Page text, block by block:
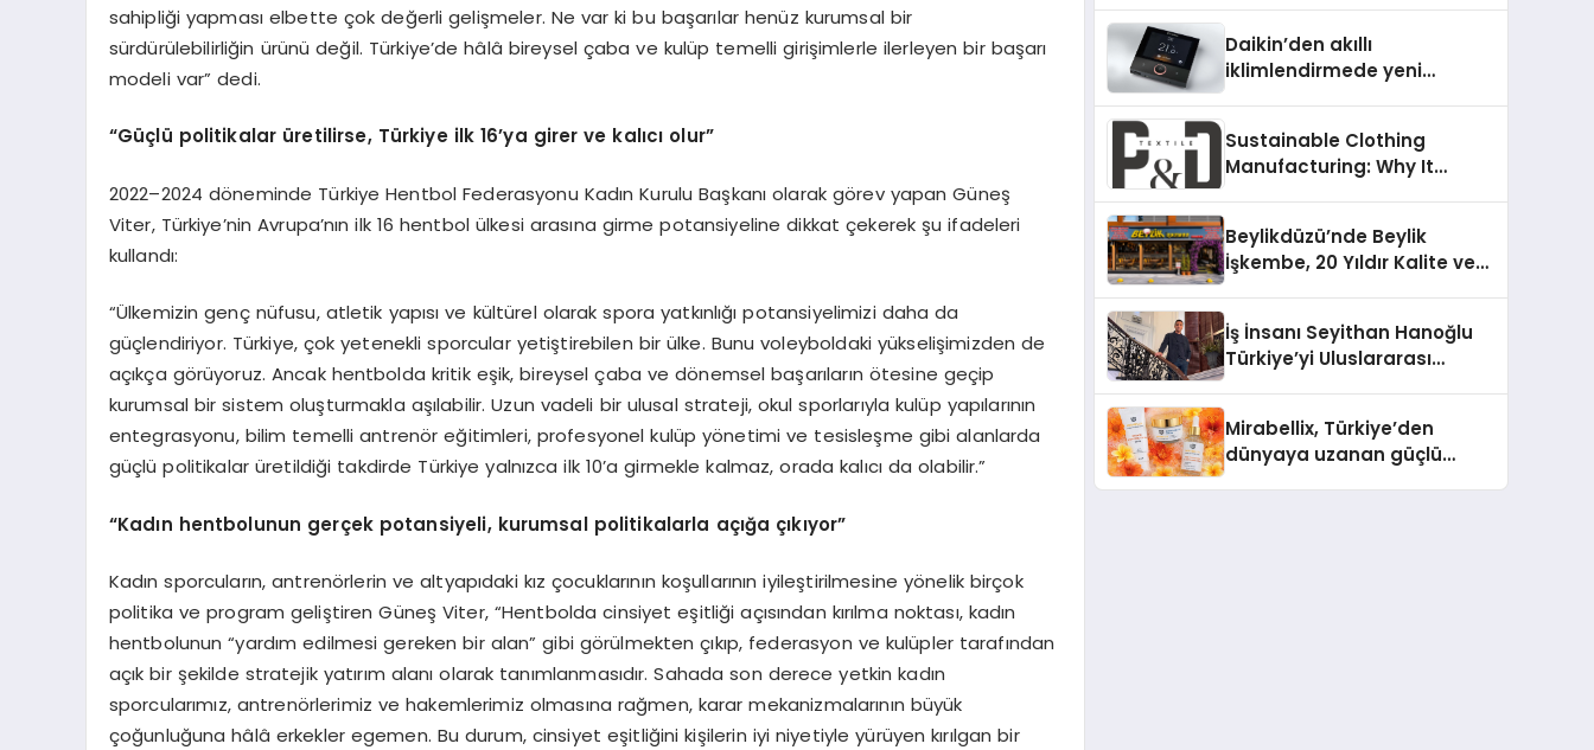
sahipliği yapması elbette çok değerli gelişmeler. Ne var ki bu başarılar henüz kurumsal bir
sürdürülebilirliğin ürünü değil. Türkiye’de hâlâ bireysel çaba ve kulüp temelli girişimlerle ilerleyen bir başarı
modeli var” dedi.
“Güçlü politikalar üretilirse, Türkiye ilk 16’ya girer ve kalıcı olur”
2022–2024 döneminde Türkiye Hentbol Federasyonu Kadın Kurulu Başkanı olarak görev yapan Güneş
Viter, Türkiye’nin Avrupa’nın ilk 16 hentbol ülkesi arasına girme potansiyeline dikkat çekerek şu ifadeleri
kullandı:
“Ülkemizin genç nüfusu, atletik yapısı ve kültürel olarak spora yatkınlığı potansiyelimizi daha da
güçlendiriyor. Türkiye, çok yetenekli sporcular yetiştirebilen bir ülke. Bunu voleyboldaki yükselişimizden de
açıkça görüyoruz. Ancak hentbolda kritik eşik, bireysel çaba ve dönemsel başarıların ötesine geçip
kurumsal bir sistem oluşturmakla aşılabilir. Uzun vadeli bir ulusal strateji, okul sporlarıyla kulüp yapılarının
entegrasyonu, bilim temelli antrenör eğitimleri, profesyonel kulüp yönetimi ve tesisleşme gibi alanlarda
güçlü politikalar üretildiği takdirde Türkiye yalnızca ilk 10’a girmekle kalmaz, orada kalıcı da olabilir.”
“Kadın hentbolunun gerçek potansiyeli, kurumsal politikalarla açığa çıkıyor”
Kadın sporcuların, antrenörlerin ve altyapıdaki kız çocuklarının koşullarının iyileştirilmesine yönelik birçok
politika ve program geliştiren Güneş Viter, “Hentbolda cinsiyet eşitliği açısından kırılma noktası, kadın
hentbolunun “yardım edilmesi gereken bir alan” gibi görülmekten çıkıp, federasyon ve kulüpler tarafından
açık bir şekilde stratejik yatırım alanı olarak tanımlanmasıdır. Sahada son derece yetkin kadın
sporcularımız, antrenörlerimiz ve hakemlerimiz olmasına rağmen, karar mekanizmalarının büyük
çoğunluğuna hâlâ erkekler egemen. Bu durum, cinsiyet eşitliğini kişilerin iyi niyetiyle yürüyen kırılgan bir
Daikin’den akıllı
iklimlendirmede yeni
Sustainable Clothing
Manufacturing: Why It
Beylikdüzü’nde Beylik
İşkembe, 20 Yıldır Kalite ve
İş İnsanı Seyithan Hanoğlu
Türkiye’yi Uluslararası
Mirabellix, Türkiye’den
dünyaya uzanan güçlü